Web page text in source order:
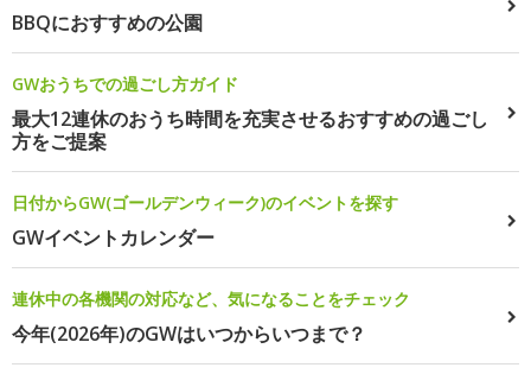
BBQにおすすめの公園
GWおうちでの過ごし方ガイド
最大12連休のおうち時間を充実させるおすすめの過ごし
方をご提案
日付からGW(ゴールデンウィーク)のイベントを探す
GWイベントカレンダー
連休中の各機関の対応など、気になることをチェック
今年(2026年)のGWはいつからいつまで？